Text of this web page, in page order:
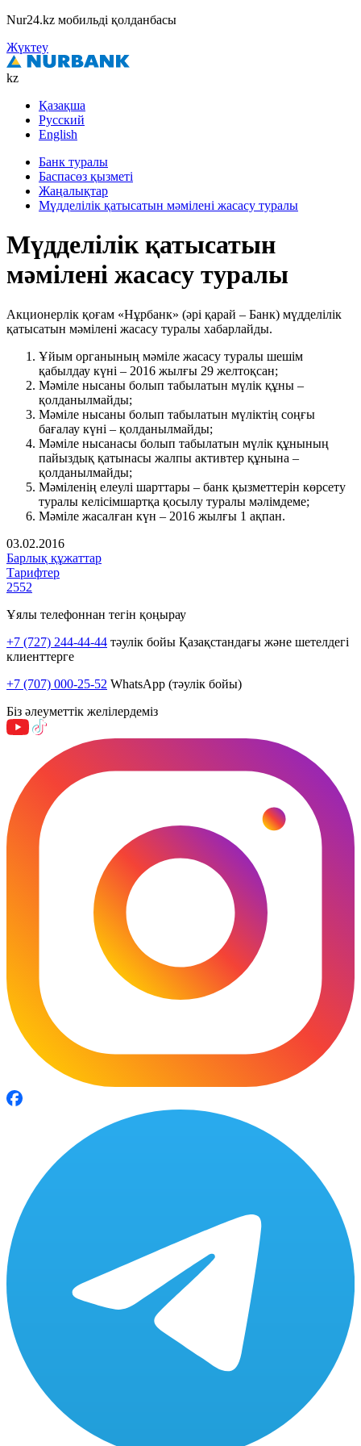
Nur24.kz мобильді қолданбасы
Жүктеу
kz
Қазақша
Русский
English
Банк туралы
Баспасөз қызметі
Жаңалықтар
Мүдделілік қатысатын мәмілені жасасу туралы
Мүдделілік қатысатын
мәмілені жасасу туралы
Акционерлік қоғам «Нұрбанк» (әрі қарай – Банк) мүдделілік
қатысатын мәмілені жасасу туралы хабарлайды.
Ұйым органының мәміле жасасу туралы шешім
қабылдау күні – 2016 жылғы 29 желтоқсан;
Мәміле нысаны болып табылатын мүлік құны –
қолданылмайды;
Мәміле нысаны болып табылатын мүліктің соңғы
бағалау күні – қолданылмайды;
Мәміле нысанасы болып табылатын мүлік құнының
пайыздық қатынасы жалпы активтер құнына –
қолданылмайды;
Мәміленің елеулі шарттары – банк қызметтерін көрсету
туралы келісімшартқа қосылу туралы мәлімдеме;
Мәміле жасалған күн – 2016 жылғы 1 ақпан.
03.02.2016
Барлық құжаттар
Тарифтер
2552
Ұялы телефоннан тегін қоңырау
+7 (727) 244-44-44 тәулік бойы Қазақстандағы және шетелдегі
клиенттерге
+7 (707) 000-25-52 WhatsApp (тәулік бойы)
Біз әлеуметтік желілердеміз